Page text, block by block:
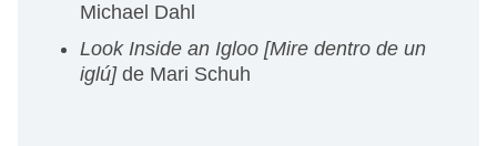
Michael Dahl
Look Inside an Igloo [Mire dentro de un
iglú] de Mari Schuh